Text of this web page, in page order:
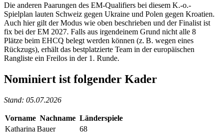
Die anderen Paarungen des EM-Qualifiers bei diesem K.-o.-
Spielplan lauten Schweiz gegen Ukraine und Polen gegen Kroatien.
Auch hier gilt der Modus wie oben beschrieben und der Finalist ist
fix bei der EM 2027. Falls aus irgendeinem Grund nicht alle 8
Plätze beim EHCQ belegt werden können (z. B. wegen eines
Rückzugs), erhält das bestplatzierte Team in der europäischen
Rangliste ein Freilos in der 1. Runde.
Nominiert ist folgender Kader
Stand: 05.07.2026
Vorname Nachname Länderspiele
Katharina Bauer 68